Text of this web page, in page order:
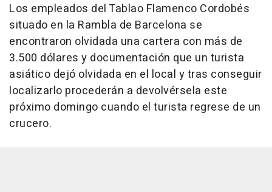
Los empleados del Tablao Flamenco Cordobés
situado en la Rambla de Barcelona se
encontraron olvidada una cartera con más de
3.500 dólares y documentación que un turista
asiático dejó olvidada en el local y tras conseguir
localizarlo procederán a devolvérsela este
próximo domingo cuando el turista regrese de un
crucero.